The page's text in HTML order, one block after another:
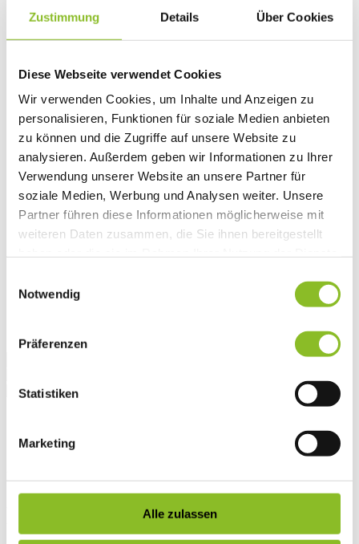
Zustimmung Details Über Cookies
Diese Webseite verwendet Cookies
Wir verwenden Cookies, um Inhalte und Anzeigen zu
personalisieren, Funktionen für soziale Medien anbieten
zu können und die Zugriffe auf unsere Website zu
analysieren. Außerdem geben wir Informationen zu Ihrer
Verwendung unserer Website an unsere Partner für
soziale Medien, Werbung und Analysen weiter. Unsere
Partner führen diese Informationen möglicherweise mit
weiteren Daten zusammen, die Sie ihnen bereitgestellt
Notwendig
Präferenzen
Statistiken
Marketing
Alle zulassen
Vereinsleben
Liste der Frastanzer Vereine
Veranstaltungskalender
Unternehmen & Standort
Nahversorgerliste
Betriebe
Wirtschaftsstandort Frastanz
Gemeindeentwicklung
Wige Frastanz
Herbstmarkt
Der Walgauer
Tourismus
Unterkünfte
News
Nationalratswahl 2017